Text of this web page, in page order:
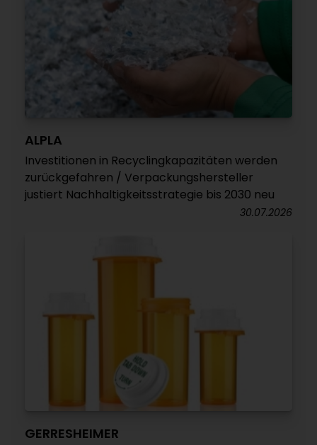
ALPLA
Investitionen in Recyclingkapazitäten werden
zurückgefahren / Verpackungshersteller
justiert Nachhaltigkeitsstrategie bis 2030 neu
30.07.2026
GERRESHEIMER